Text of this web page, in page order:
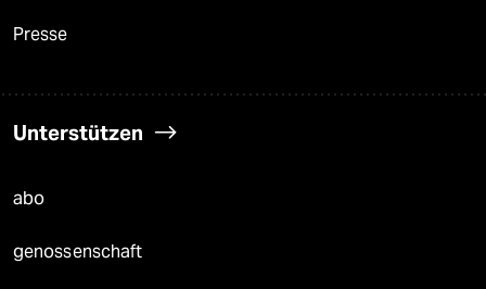
Presse
Unterstützen
abo
genossenschaft